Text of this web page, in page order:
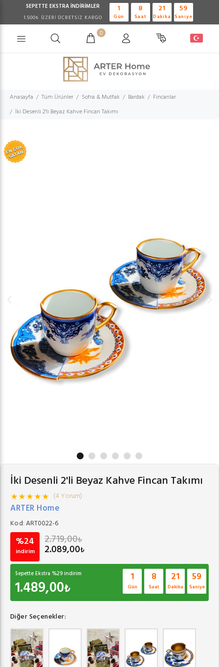
SEPETTE EKSTRA İNDİRİMLER
1.500₺ ÜZERİ ÜCRETSİZ KARGO
1
Gün
8
Saat
21
Dakika
59
Saniye
0
Anasayfa Tüm Ürünler Sofra & Mutfak Bardak
Fincanlar
İki Desenli 2'li Beyaz Kahve Fincan Takımı
İki Desenli 2'li Beyaz Kahve Fincan Takımı
(4 Yorum)
ARTER Home
Kod:ART0022-6
%24
indirim
2.719,00₺
2.089,00₺
Sepette Ekstra %29indirim
1.489,00₺
1
Gün
8
Saat
21
Dakika
59
Saniye
Diğer Seçenekler: